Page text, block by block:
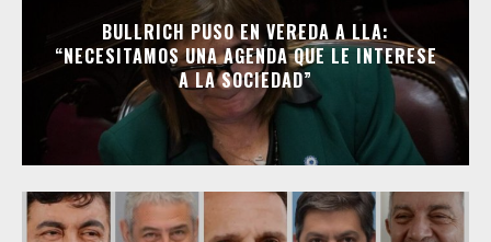
BULLRICH PUSO EN VEREDA A LLA:
“NECESITAMOS UNA AGENDA QUE LE INTERESE
A LA SOCIEDAD”